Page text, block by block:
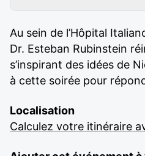
Au sein de l’Hôpital
Dr. Esteban Rubinstein
s’inspirant des idées de
à cette soirée pour
Localisation
Calculez votre itinéraire